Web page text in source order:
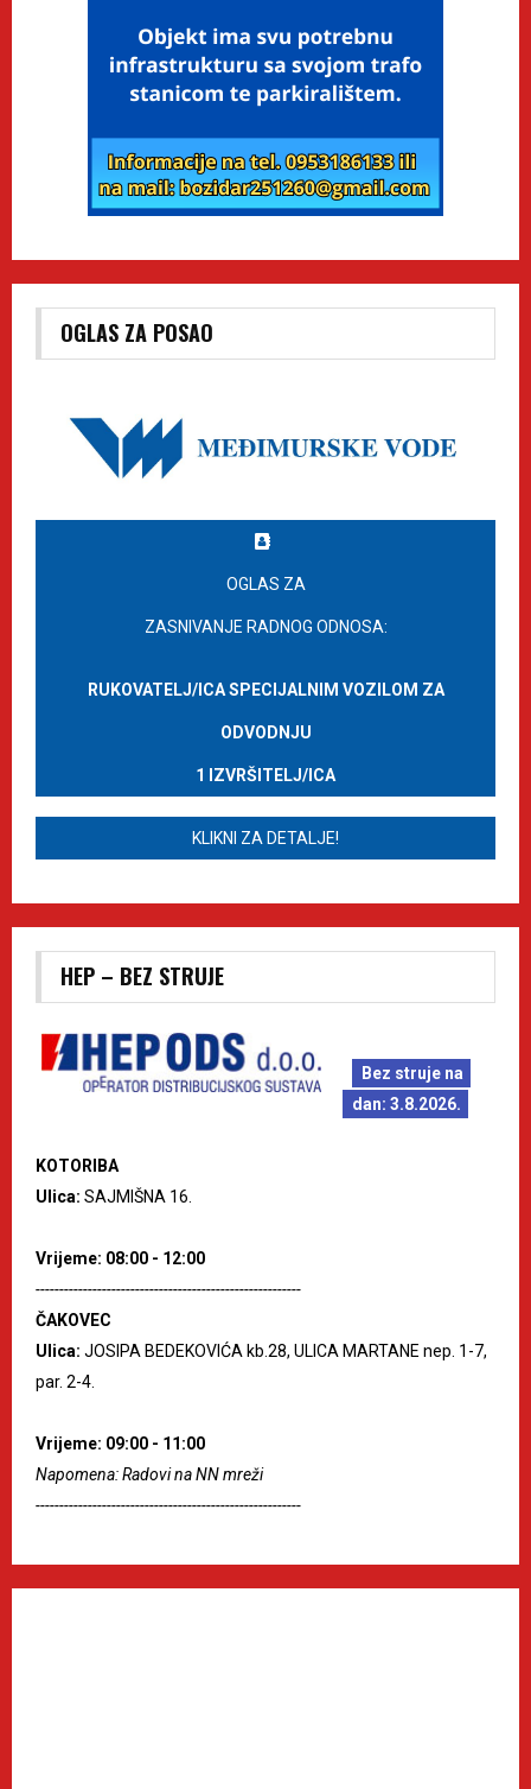
OGLAS ZA POSAO
OGLAS ZA
ZASNIVANJE RADNOG ODNOSA:
RUKOVATELJ/ICA SPECIJALNIM VOZILOM ZA
ODVODNJU
1 IZVRŠITELJ/ICA
KLIKNI ZA DETALJE!
HEP – BEZ STRUJE
Bez struje na
dan: 3.8.2026.
KOTORIBA
Ulica: SAJMIŠNA 16.
Vrijeme: 08:00 - 12:00
--------------------------------------------------------
ČAKOVEC
Ulica: JOSIPA BEDEKOVIĆA kb.28, ULICA MARTANE nep. 1-7,
par. 2-4.
Vrijeme: 09:00 - 11:00
Napomena: Radovi na NN mreži
--------------------------------------------------------